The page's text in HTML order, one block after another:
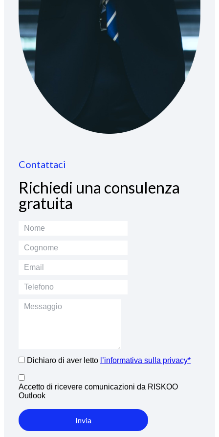
Contattaci
Richiedi una consulenza
gratuita
Dichiaro di aver letto l’informativa sulla privacy*
Accetto di ricevere comunicazioni da RISKOO
Outlook
Invia